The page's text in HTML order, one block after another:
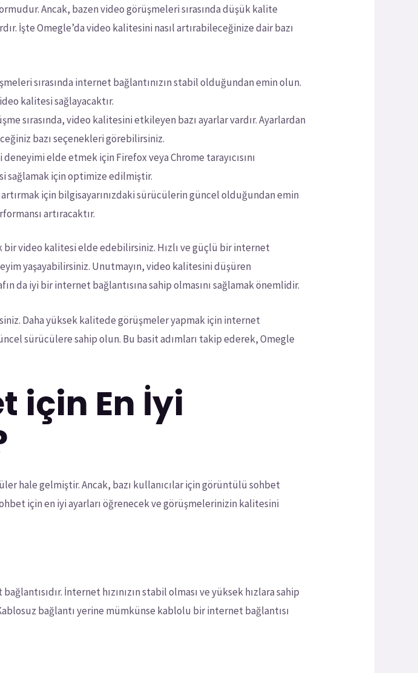
Ancak, bazen video görüşmeleri sırasında düşük kalite
İşte Omegle’da video kalitesini nasıl artırabileceğinize dair bazı
sırasında internet bağlantınızın stabil olduğundan emin olun.
kalitesi sağlayacaktır.
sırasında, video kalitesini etkileyen bazı ayarlar vardır. Ayarlardan
bazı seçenekleri görebilirsiniz.
deneyimi elde etmek için Firefox veya Chrome tarayıcısını
sağlamak için optimize edilmiştir.
için bilgisayarınızdaki sürücülerin güncel olduğundan emin
artıracaktır.
video kalitesi elde edebilirsiniz. Hızlı ve güçlü bir internet
yaşayabilirsiniz. Unutmayın, video kalitesini düşüren
da iyi bir internet bağlantısına sahip olmasını sağlamak önemlidir.
Daha yüksek kalitede görüşmeler yapmak için internet
sürücülere sahip olun. Bu basit adımları takip ederek, Omegle
için En İyi
hale gelmiştir. Ancak, bazı kullanıcılar için görüntülü sohbet
için en iyi ayarları öğrenecek ve görüşmelerinizin kalitesini
İnternet hızınızın stabil olması ve yüksek hızlara sahip
bağlantı yerine mümkünse kablolu bir internet bağlantısı